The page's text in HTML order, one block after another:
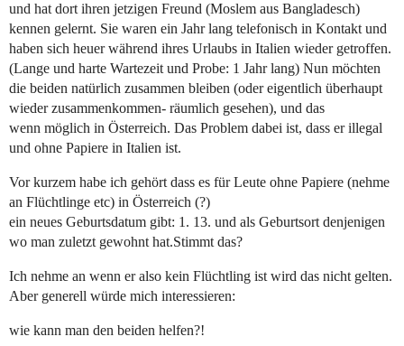
und hat dort ihren jetzigen Freund (Moslem aus Bangladesch)
kennen gelernt. Sie waren ein Jahr lang telefonisch in Kontakt und
haben sich heuer während ihres Urlaubs in Italien wieder getroffen.
(Lange und harte Wartezeit und Probe: 1 Jahr lang) Nun möchten
die beiden natürlich zusammen bleiben (oder eigentlich überhaupt
wieder zusammenkommen- räumlich gesehen), und das
wenn möglich in Österreich. Das Problem dabei ist, dass er illegal
und ohne Papiere in Italien ist.
Vor kurzem habe ich gehört dass es für Leute ohne Papiere (nehme
an Flüchtlinge etc) in Österreich (?)
ein neues Geburtsdatum gibt: 1. 13. und als Geburtsort denjenigen
wo man zuletzt gewohnt hat.Stimmt das?
Ich nehme an wenn er also kein Flüchtling ist wird das nicht gelten.
Aber generell würde mich interessieren:
wie kann man den beiden helfen?!